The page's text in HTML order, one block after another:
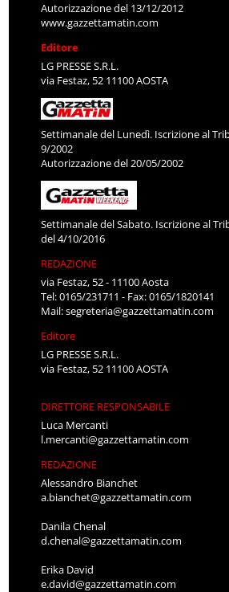
Autorizzazione del 13/12/2012
www.gazzettamatin.com
Editore
LG PRESSE S.R.L.
via Festaz, 52 11100 AOSTA
Settimanale del Lunedì. Iscrizione al
9/2002
Autorizzazione del 20/05/2002
Settimanale del Sabato. Iscrizione al
del 4/10/2016
REDAZIONE
via Festaz, 52 - 11100 Aosta
Tel: 0165/231711 - Fax: 0165/1820141
Mail:segreteria@gazzettamatin.com
Editore
LG PRESSE S.R.L.
via Festaz, 52 11100 AOSTA
DIRETTORE RESPONSABILE
Luca Mercanti
l.mercanti@gazzettamatin.com
REDAZIONE
Alessandro Bianchet
a.bianchet@gazzettamatin.com
Danila Chenal
d.chenal@gazzettamatin.com
Erika David
e.david@gazzettamatin.com